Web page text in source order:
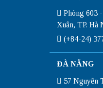
Phòng 603
Xuân, TP. Hà
(+84-24)
ĐÀ NẴNG
57 Nguyễn